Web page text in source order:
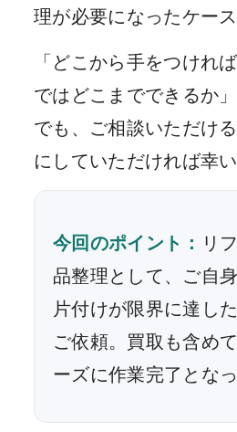
理が必要になったケース
「どこから手をつけれ
ではどこまでできるか
でも、ご相談いただけ
にしていただければ幸い
今回のポイント： リ
品整理として、ご自
片付けが限界に達し
ご依頼。買取も含め
ーズに作業完了とな